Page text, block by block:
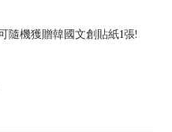
隨機獲贈韓國文創貼紙1張!